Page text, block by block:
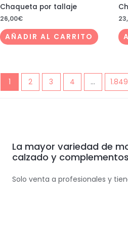
Chaqueta por tallaje
26,00€
AÑADIR AL CARRITO
1 2 3 4 … 1.849
La mayor variedad de
calzado y
Solo venta a profesionales y